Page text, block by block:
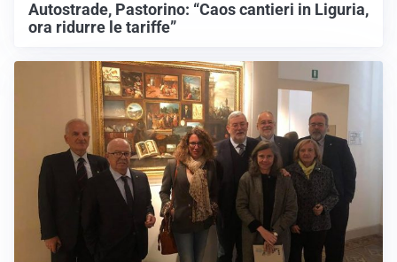
Autostrade, Pastorino: “Caos cantieri in Liguria,
ora ridurre le tariffe”